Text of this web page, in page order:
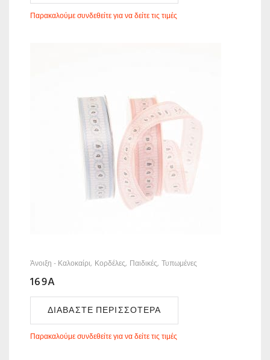
Παρακαλούμε συνδεθείτε για να δείτε τις τιμές
Άνοιξη - Καλοκαίρι Κορδέλες Παιδικές Τυπωμένες
169A
ΔΙΑΒΆΣΤΕ ΠΕΡΙΣΣΌΤΕΡΑ
Παρακαλούμε συνδεθείτε για να δείτε τις τιμές